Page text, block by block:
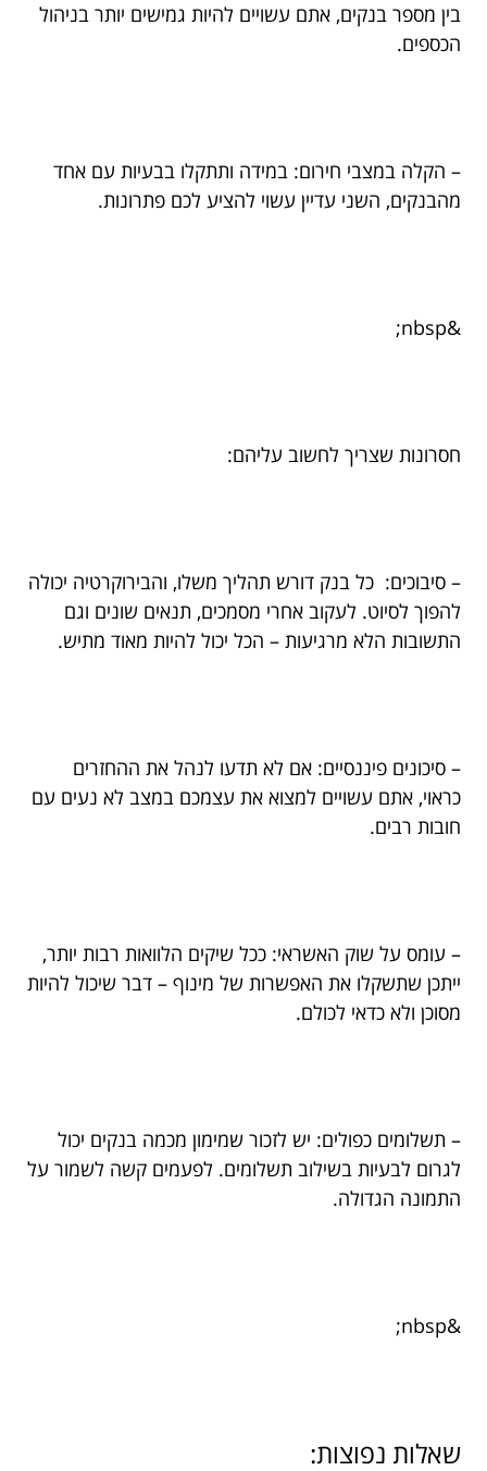
בין מספר בנקים, אתם עשויים להיות גמישים יותר בניהול
הכספים.
– הקלה במצבי חירום: במידה ותתקלו בבעיות עם אחד
מהבנקים, השני עדיין עשוי להציע לכם פתרונות.
&nbsp;
חסרונות שצריך לחשוב עליהם:
– סיבוכים: כל בנק דורש תהליך משלו, והבירוקרטיה יכולה
להפוך לסיוט. לעקוב אחרי מסמכים, תנאים שונים וגם
התשובות הלא מרגיעות – הכל יכול להיות מאוד מתיש.
– סיכונים פיננסיים: אם לא תדעו לנהל את ההחזרים
כראוי, אתם עשויים למצוא את עצמכם במצב לא נעים עם
חובות רבים.
– עומס על שוק האשראי: ככל שיקים הלוואות רבות יותר,
ייתכן שתשקלו את האפשרות של מינוף – דבר שיכול להיות
מסוכן ולא כדאי לכולם.
– תשלומים כפולים: יש לזכור שמימון מכמה בנקים יכול
לגרום לבעיות בשילוב תשלומים. לפעמים קשה לשמור על
התמונה הגדולה.
&nbsp;
שאלות נפוצות: